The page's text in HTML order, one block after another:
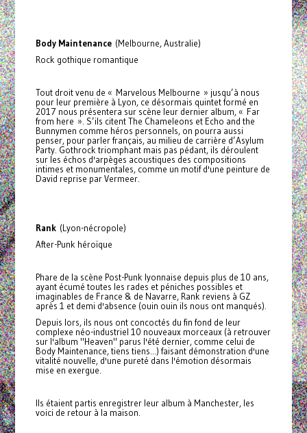
Body Maintenance(Melbourne, Australie)
Rock gothique romantique
Tout droit venu de « Marvelous Melbourne » jusqu’à nous
pour leur première à Lyon, ce désormais quintet formé en
2017 nous présentera sur scène leur dernier album, « Far
from here ». S’ils citent The Chameleons et Echo and the
Bunnymen comme héros personnels, on pourra aussi
penser, pour parler français, au milieu de carrière d’Asylum
Party. Gothrock triomphant mais pas pédant, ils déroulent
sur les échos d'arpèges acoustiques des compositions
intimes et monumentales, comme un motif d'une peinture de
David reprise par Vermeer.
Rank(Lyon-nécropole)
After-Punk héroïque
Phare de la scène Post-Punk lyonnaise depuis plus de 10 ans,
ayant écumé toutes les rades et péniches possibles et
imaginables de France & de Navarre, Rank reviens à GZ
après 1 et demi d'absence (ouin ouin ils nous ont manqués).
Depuis lors, ils nous ont concoctés du fin fond de leur
complexe néo-industriel 10 nouveaux morceaux (à retrouver
sur l'album "Heaven" parus l'été dernier, comme celui de
Body Maintenance, tiens tiens...) faisant démonstration d'une
vitalité nouvelle, d'une pureté dans l'émotion désormais
mise en exergue.
Ils étaient partis enregistrer leur album à Manchester, les
voici de retour à la maison.